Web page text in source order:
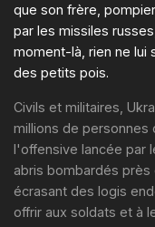
que son frère,
par les missiles
moment-là, rien ne lui
des petits pois.
Civils et militaires,
millions de
l'offensive lancée par
abris bombardés près
écrasant des logis
offrir aux soldats et à